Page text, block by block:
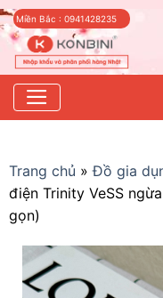
Skip
to
content
Miền Bắc : 0941428235
Trang chủ »Đồ gia
điện Trinity VeSS
gọn)